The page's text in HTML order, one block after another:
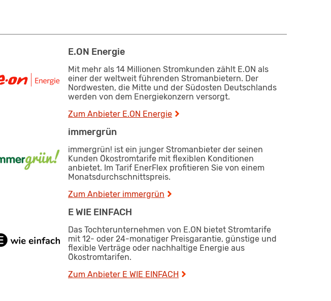
E.ON Energie
Mit mehr als 14 Millionen Stromkunden zählt E.ON als
einer der weltweit führenden Stromanbietern. Der
Nordwesten, die Mitte und der Südosten Deutschlands
werden von dem Energiekonzern versorgt.
Zum Anbieter E.ON Energie
immergrün
immergrün! ist ein junger Stromanbieter der seinen
Kunden Ökostromtarife mit flexiblen Konditionen
anbietet. Im Tarif EnerFlex profitieren Sie von einem
Monatsdurchschnittspreis.
Zum Anbieter immergrün
E WIE EINFACH
Das Tochterunternehmen von E.ON bietet Stromtarife
mit 12- oder 24-monatiger Preisgarantie, günstige und
flexible Verträge oder nachhaltige Energie aus
Ökostromtarifen.
Zum Anbieter E WIE EINFACH